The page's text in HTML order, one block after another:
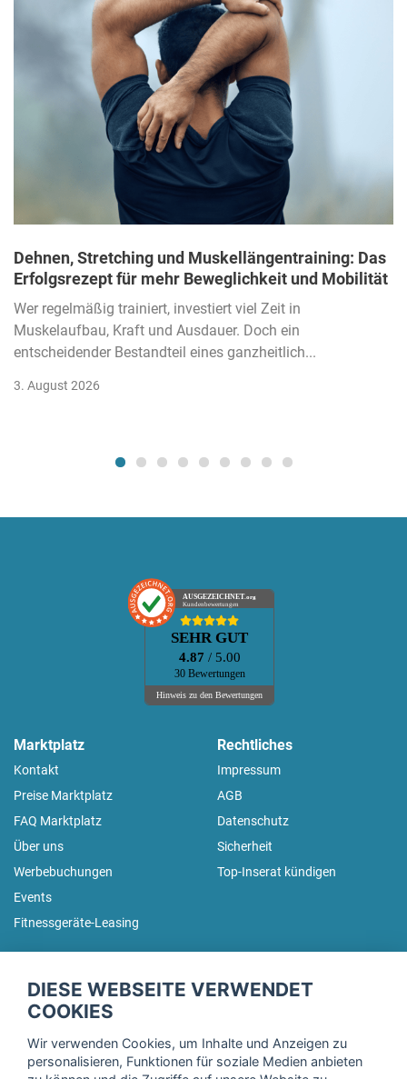
Dehnen, Stretching und Muskellängentraining: Das
Erfolgsrezept für mehr Beweglichkeit und Mobilität
Wer regelmäßig trainiert, investiert viel Zeit in
Muskelaufbau, Kraft und Ausdauer. Doch ein
entscheidender Bestandteil eines ganzheitlich...
3. August 2026
AUSGEZEICHNET.org
Kundenbewertungen
SEHR GUT
4.87 / 5.00
30 Bewertungen
Hinweis zu den Bewertungen
Marktplatz
Kontakt
Preise Marktplatz
FAQ Marktplatz
Über uns
Werbebuchungen
Events
Fitnessgeräte-Leasing
Rechtliches
Impressum
AGB
Datenschutz
Sicherheit
Top-Inserat kündigen
Trage dich hier für unseren Newsletter ein und erhalte regelmäßig
DIESE WEBSEITE VERWENDET
COOKIES
Wir verwenden Cookies, um Inhalte und Anzeigen zu
personalisieren, Funktionen für soziale Medien anbieten